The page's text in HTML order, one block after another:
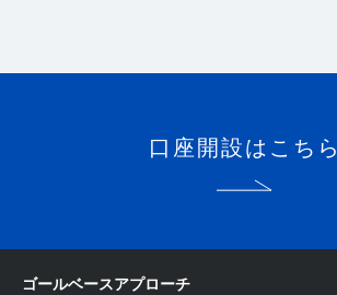
口座開設はこちら
ゴールベースアプローチ